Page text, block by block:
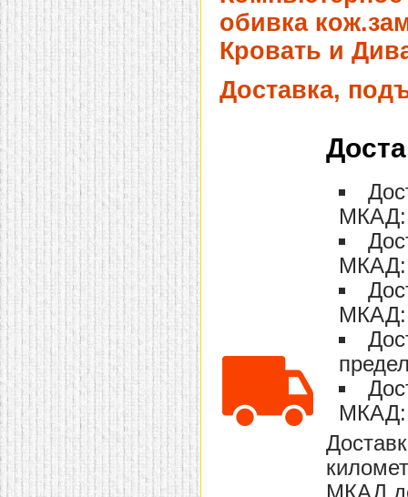
обивка
Кровать и
Доставка,
МКАД:
МКАД:
МКАД:
МКАД: